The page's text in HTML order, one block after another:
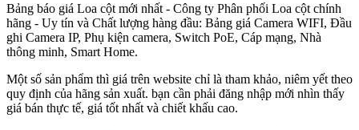
Bảng báo giá Loa cột mới nhất - Công ty Phân phối Loa cột chính
hãng - Uy tín và Chất lượng hàng đầu: Bảng giá Camera WIFI, Đầu
ghi Camera IP, Phụ kiện camera, Switch PoE, Cáp mạng, Nhà
thông minh, Smart Home.
Một số sản phẩm thì giá trên website chỉ là tham khảo, niêm yết theo
quy định của hãng sản xuất. bạn cần phải đăng nhập mới nhìn thấy
giá bán thực tế, giá tốt nhất và chiết khấu cao.